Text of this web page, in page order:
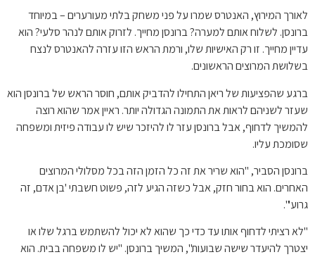
לאורך המירוץ, האנטרס שמרו על פני משחק בלתי מעורערים – במיוחד
ברונסן. לשלוח אותם למערה? ברונסן מחייך. לזרוק אותם לנהר סלעי? הוא
עדיין מחייך. זו רק האישיות שלו, ורמת הראש הזו עזרה להאנטרס לנצח
בשלושת המרוצים הראשונים.
ברגע שהפציעות של ריאן התחילו להדביק אותם, חוסר הראש של ברונסן הוא
שעזר לשניהם לראות את התמונה הגדולה יותר. ראיין אמר שהוא רוצה
להמשיך לדחוף, אבל ברונסן עזר לו להיזכר שיש לו עבודה פיזית ומשפחה
שסומכת עליו.
ברונסן הסביר, "הוא שריר את זה כל הזמן הזה בכל מסלולי המרוצים
האחרים. הוא בחור חזק, אבל כשזה הגיע לזה, פשוט חשבתי 'בן אדם, זה
גרוע'".
"לא רציתי לדחוף אותו עד כדי כך שהוא לא יכול להשתמש ברגל שלו או
יצטרך להיעדר שישה שבועות", המשיך ברונסן. "יש לו משפחה בבית. הוא